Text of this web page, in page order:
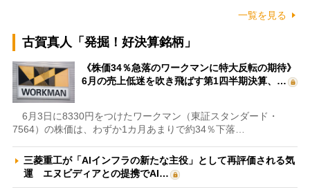
一覧を見る
古賀真人「発掘！好決算銘柄」
《株価34％急落のワークマンに特大反転の期待》
6月の売上低迷を吹き飛ばす第1四半期決算、…
6月3日に8330円をつけたワークマン（東証スタンダード・
7564）の株価は、わずか1カ月あまりで約34％下落…
三菱重工が「AIインフラの新たな主役」として再評価される気
運 エヌビディアとの提携でAI…